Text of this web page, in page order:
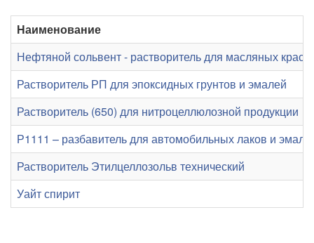
Наименование
Нефтяной сольвент - растворитель для масляных
Растворитель РП для эпоксидных грунтов и эмалей
Растворитель (650) для нитроцеллюлозной продукции
Р1111 – разбавитель для автомобильных лаков и
Растворитель Этилцеллозольв технический
Уайт спирит